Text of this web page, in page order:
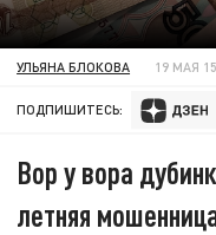
УЛЬЯНА БЛОКОВА 19 МАЯ
ПОДПИШИТЕСЬ:
Вор у вора
летняя